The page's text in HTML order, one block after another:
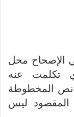
الإصحاح محل
تكلمت عنه
نص المخطوطة
المقصود ليس